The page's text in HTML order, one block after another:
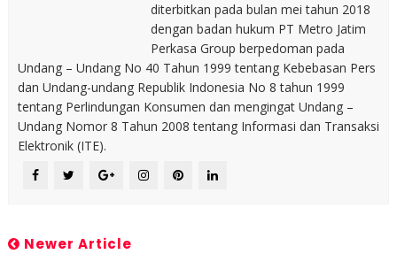
diterbitkan pada bulan mei tahun 2018
dengan badan hukum PT Metro Jatim
Perkasa Group berpedoman pada
Undang – Undang No 40 Tahun 1999 tentang Kebebasan Pers
dan Undang-undang Republik Indonesia No 8 tahun 1999
tentang Perlindungan Konsumen dan mengingat Undang –
Undang Nomor 8 Tahun 2008 tentang Informasi dan Transaksi
Elektronik (ITE).
Newer Article